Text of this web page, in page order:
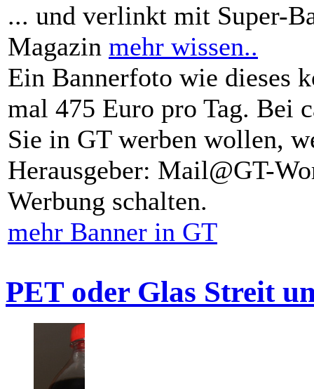
... und verlinkt mit Super-
Magazin mehr wissen..
Ein Bannerfoto wie dieses
mal 475 Euro pro Tag. Bei
Sie in GT werben wollen,
Herausgeber: Mail@GT-
Werbung schalten.
mehr Banner in GT
PET oder Glas Streit